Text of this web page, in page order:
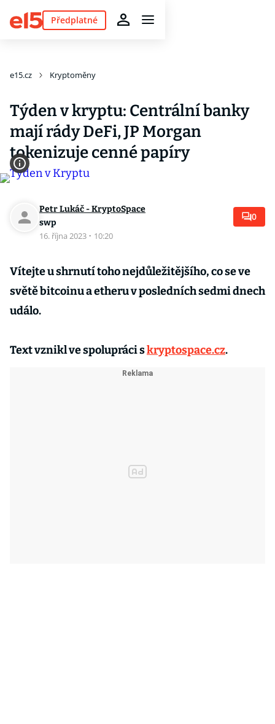
Předplatné
e15.cz Kryptoměny
Týden v kryptu: Centrální banky
mají rády DeFi, JP Morgan
tokenizuje cenné papíry
Petr Lukáč - KryptoSpace
swp
16. října 2023 · 10:20
0
Vítejte u shrnutí toho nejdůležitějšího, co se ve
světě bitcoinu a etheru v posledních sedmi dnech
událo.
Text vznikl ve spolupráci skryptospace.cz.